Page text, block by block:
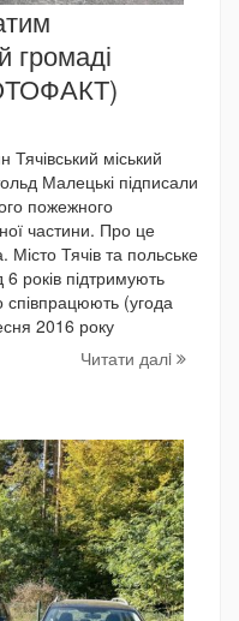
громаді
міський
Малецькі підписали
пожежного
частини. Про це
Місто Тячів та польське
років підтримують
співпрацюють (угода
2016 року
Читати далi